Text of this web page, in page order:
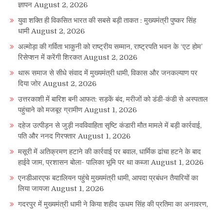
ज्ञापन August 2, 2026
युवा शक्ति ही विकसित भारत की सबसे बड़ी ताकत : मुख्यमंत्री पुष्कर सिंह
धामी August 2, 2026
अल्मोड़ा की गर्विता भाकुनी को राष्ट्रीय सम्मान, राष्ट्रपति भवन के ‘एट होम’
रिसेप्शन में करेंगी शिरकत August 2, 2026
थारू समाज से सीधे संवाद में मुख्यमंत्री धामी, विकास और जनकल्याण पर
दिया जोर August 2, 2026
उत्तरकाशी में बारिश बनी आफत: सड़कें बंद, मरीजों को डंडी-कंडी से अस्पताल
पहुंचाने को मजबूर ग्रामीण August 1, 2026
दहेज उत्पीड़न से जुड़ी नवविवाहिता सृष्टि कंडारी मौत मामले में बड़ी कार्रवाई,
पति और ननद गिरफ्तार August 1, 2026
मसूरी में अतिक्रमण हटाने की कार्रवाई पर बवाल, धार्मिक ढांचा हटने के बाद
हाईवे जाम, प्रशासन बोला- पालिका भूमि पर था कब्जा August 1, 2026
एनडीआरएफ बटालियन पहुंचे मुख्यमंत्री धामी, आपदा प्रबंधन तैयारियों का
लिया जायजा August 1, 2026
गदरपुर में मुख्यमंत्री धामी ने किया शहीद ऊधम सिंह की प्रतिमा का अनावरण,